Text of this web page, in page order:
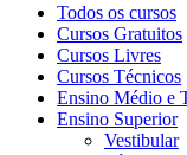
Todos os cursos
Cursos Gratuitos
Cursos Livres
Cursos Técnicos
Ensino Médio e
Ensino Superior
Vestibular